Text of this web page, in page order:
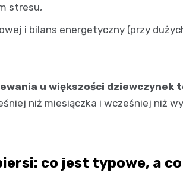
stresu,
i bilans energetyczny (przy
u większości dziewczynek
niż miesiączka i wcześniej niż
co jest typowe, a